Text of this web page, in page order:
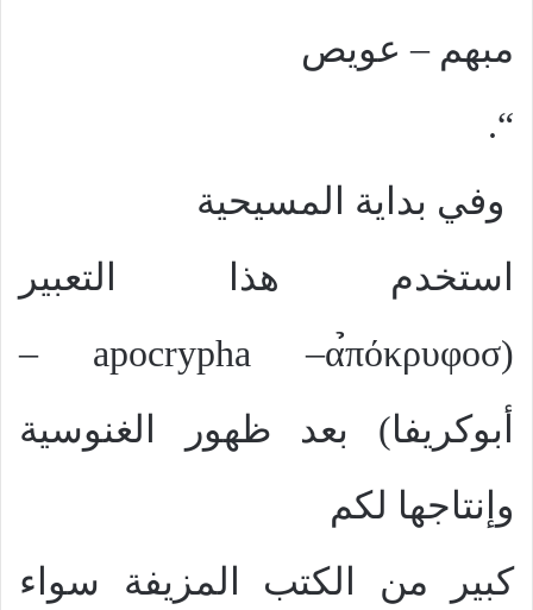
مبهم – عويص
“.
وفي بداية المسيحية
استخدم هذا التعبير
(
α̉πόκρυφοσ
–
apocrypha
–
أبوكريفا) بعد ظهور الغنوسية
وإنتاجها لكم
كبير من الكتب المزيفة سواء